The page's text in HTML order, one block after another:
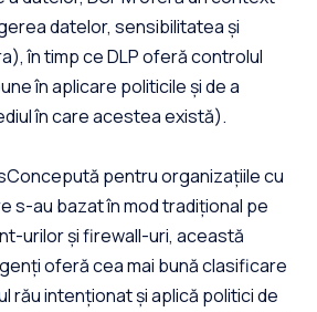
datelor, sensibilitatea și
în timp ce DLP oferă controlul
în aplicare politicile și de a
în care acestea există).
pentru organizațiile cu
s-au bazat în mod tradițional pe
urilor și firewall-uri, această
oferă cea mai bună clasificare
rău intenționat și aplică politici de